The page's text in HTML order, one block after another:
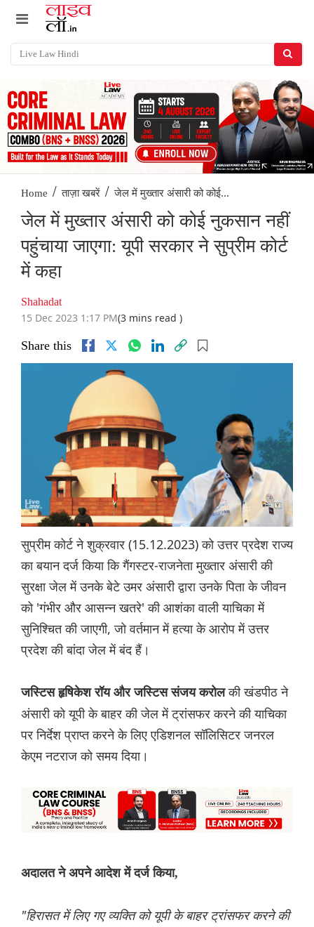
Home / ताज़ा खबरें / जेल में मुख्तार अंसारी को कोई...
जेल में मुख्तार अंसारी को कोई नुकसान नहीं
पहुंचाया जाएगा: यूपी सरकार ने सुप्रीम कोर्ट
में कहा
Shahadat
15 Dec 2023 1:17 PM(3 mins read )
Share this
सुप्रीम कोर्ट ने शुक्रवार (15.12.2023) को उत्तर प्रदेश राज्य
का बयान दर्ज किया कि गैंगस्टर-राजनेता मुख्तार अंसारी की
सुरक्षा जेल में उनके बेटे उमर अंसारी द्वारा उनके पिता के जीवन
को 'गंभीर और आसन्न खतरे' की आशंका वाली याचिका में
सुनिश्चित की जाएगी, जो वर्तमान में हत्या के आरोप में उत्तर
प्रदेश की बांदा जेल में बंद हैं।
जस्टिस हृषिकेश रॉय और जस्टिस संजय करोलकी खंडपीठ ने
अंसारी को यूपी के बाहर की जेल में ट्रांसफर करने की याचिका
पर निर्देश प्राप्त करने के लिए एडिशनल सॉलिसिटर जनरल
केएम नटराज को समय दिया।
अदालत ने अपने आदेश में दर्ज किया,
"हिरासत में लिए गए व्यक्ति को यूपी के बाहर ट्रांसफर करने की